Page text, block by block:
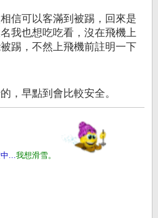
信可以客滿到被踢，回來是
我也想吃吃看，沒在飛機上
踢，不然上飛機前註明一下
，早點到會比較安全。
...我想滑雪。